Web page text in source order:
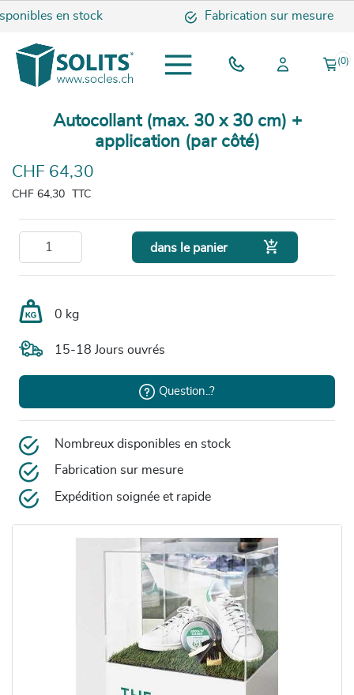
en stock Fabrication sur mesure
(0)
Autocollant (max. 30 x 30 cm) +
application (par côté)
CHF 64,30
CHF 64,30 TTC
dans le panier 
0 kg
15-18 Jours ouvrés
Question..?
Nombreux disponibles en stock
Fabrication sur mesure
Expédition soignée et rapide